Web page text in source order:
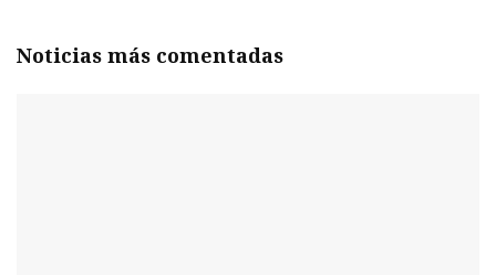
Noticias más comentadas